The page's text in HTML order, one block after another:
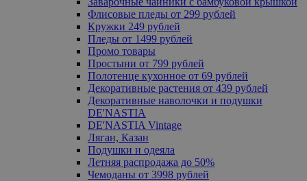
Флисовые пледы от 299 рублей
Кружки 249 рублей
Пледы от 1499 рублей
Промо товары
Простыни от 799 рублей
Полотенце кухонное от 69 рублей
Декоративные растения от 439 рублей
Декоративные наволочки и подушки
DE'NASTIA
DE'NASTIA Vintage
Ляган, Казан
Подушки и одеяла
Летняя распродажа до 50%
Чемоданы от 3998 рублей